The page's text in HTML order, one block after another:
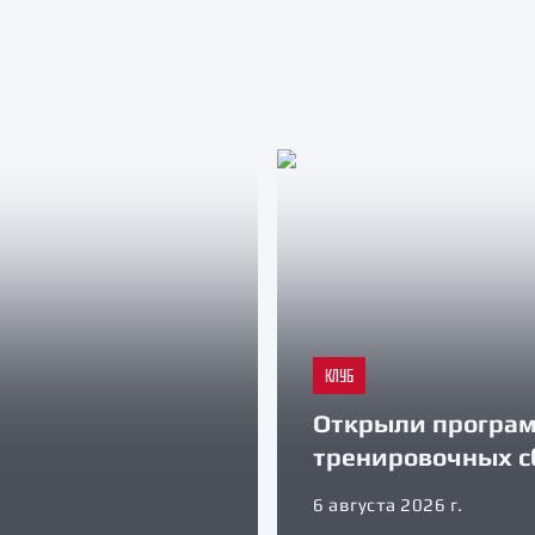
КЛУБ
Открыли
тренировочных
6 августа 2026 г.